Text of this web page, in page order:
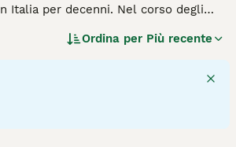
Italia per decenni. Nel corso degli
una natura amichevole,
Ordina per Più recente